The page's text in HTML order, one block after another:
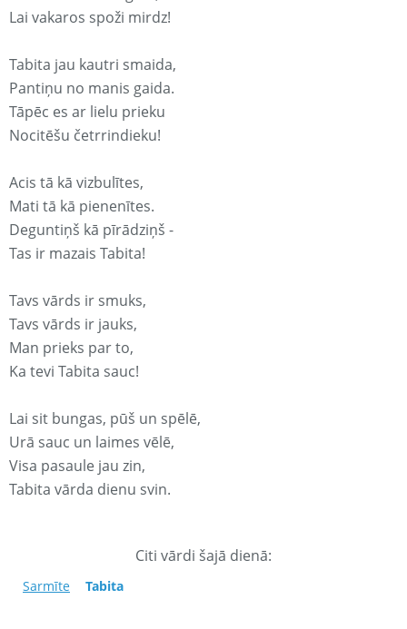
Lai vakaros spoži mirdz!
Tabita jau kautri smaida,
Pantiņu no manis gaida.
Tāpēc es ar lielu prieku
Nocitēšu četrrindieku!
Acis tā kā vizbulītes,
Mati tā kā pienenītes.
Deguntiņš kā pīrādziņš -
Tas ir mazais Tabita!
Tavs vārds ir smuks,
Tavs vārds ir jauks,
Man prieks par to,
Ka tevi Tabita sauc!
Lai sit bungas, pūš un spēlē,
Urā sauc un laimes vēlē,
Visa pasaule jau zin,
Tabita vārda dienu svin.
Citi vārdi šajā dienā:
Sarmīte Tabita